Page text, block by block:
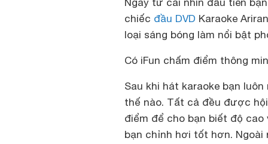
Ngay từ cái nhìn đầu tiên
chiếc đầu DVD Karaoke
loại sáng bóng làm nổi bật
Có iFun chấm điểm thông
Sau khi hát karaoke bạn
thế nào. Tất cả đều được
điểm để cho bạn biết độ cao
bạn chỉnh hơi tốt hơn. Ngoài